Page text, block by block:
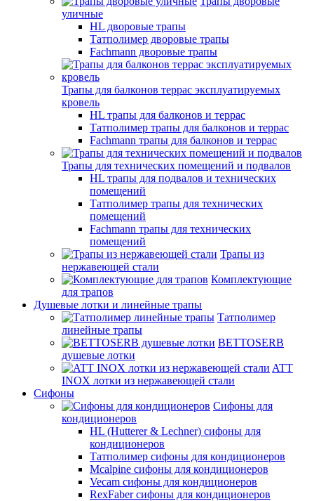
уличные
HL дворовые трапы
Татполимер дворовые трапы
Fachmann дворовые трапы
Трапы для балконов террас эксплуатируемых
кровель
HL трапы для балконов и террас
Татполимер трапы для балконов и террас
Fachmann трапы для балконов и террас
Трапы для технических помещений и подвалов
HL трапы для подвалов и технических
помещений
Татполимер трапы для технических
помещений
Fachmann трапы для технических
помещений
Трапы из
нержавеющей стали
Комплектующие
для трапов
Душевые лотки и линейные трапы
Татполимер
линейные трапы
BETTOSERB
душевые лотки
ATT
INOX лотки из нержавеющей стали
Сифоны
Сифоны для
кондиционеров
HL (Hutterer & Lechner) сифоны для
кондиционеров
Татполимер сифоны для кондиционеров
Mcalpine сифоны для кондиционеров
Vecam сифоны для кондиционеров
RexFaber сифоны для кондиционеров